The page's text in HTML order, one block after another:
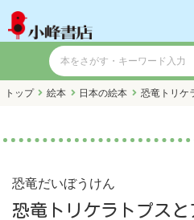
トップ 絵本 日本の絵本 恐竜トリケ
恐竜だいぼうけん
恐竜トリケラトプス